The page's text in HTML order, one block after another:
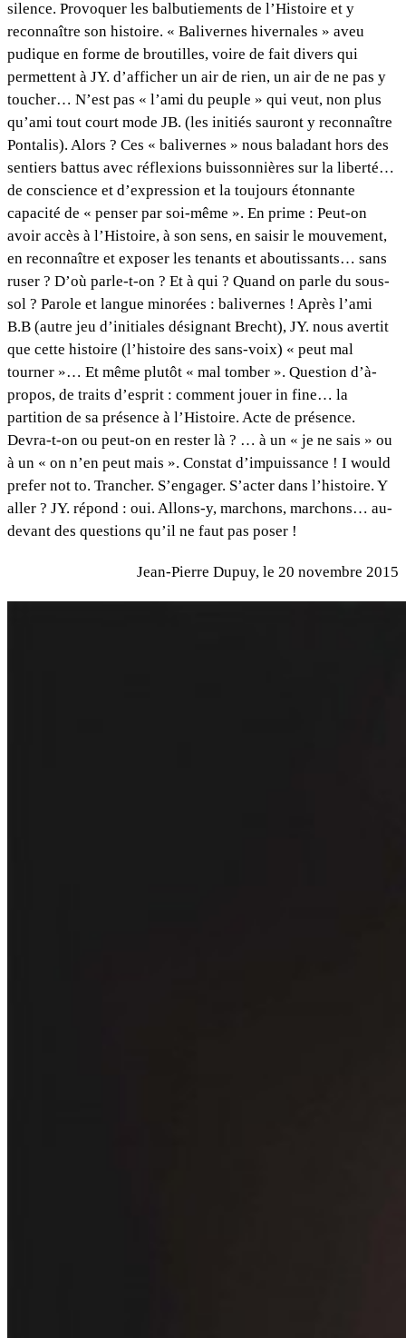
silence. Provoquer les balbutiements de l’Histoire et y
reconnaître son histoire. « Balivernes hivernales » aveu
pudique en forme de broutilles, voire de fait divers qui
permettent à JY. d’afficher un air de rien, un air de ne pas y
toucher… N’est pas « l’ami du peuple » qui veut, non plus
qu’ami tout court mode JB. (les initiés sauront y reconnaître
Pontalis). Alors ? Ces « balivernes » nous baladant hors des
sentiers battus avec réflexions buissonnières sur la liberté…
de conscience et d’expression et la toujours étonnante
capacité de « penser par soi-même ». En prime : Peut-on
avoir accès à l’Histoire, à son sens, en saisir le mouvement,
en reconnaître et exposer les tenants et aboutissants… sans
ruser ? D’où parle-t-on ? Et à qui ? Quand on parle du sous-
sol ? Parole et langue minorées : balivernes ! Après l’ami
B.B (autre jeu d’initiales désignant Brecht), JY. nous avertit
que cette histoire (l’histoire des sans-voix) « peut mal
tourner »… Et même plutôt « mal tomber ». Question d’à-
propos, de traits d’esprit : comment jouer in fine… la
partition de sa présence à l’Histoire. Acte de présence.
Devra-t-on ou peut-on en rester là ? … à un « je ne sais » ou
à un « on n’en peut mais ». Constat d’impuissance ! I would
prefer not to. Trancher. S’engager. S’acter dans l’histoire. Y
aller ? JY. répond : oui. Allons-y, marchons, marchons… au-
devant des questions qu’il ne faut pas poser !
Jean-Pierre Dupuy, le 20 novembre 2015